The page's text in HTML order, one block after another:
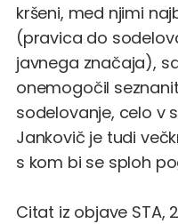
kršeni, med njimi
(pravica do
javnega značaja),
onemogočil
sodelovanje, celo v
Jankovič je tudi
s kom bi se sploh
Citat iz objave STA,